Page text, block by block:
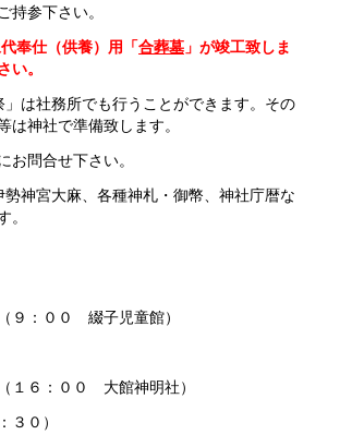
持参下さい。
奉仕（供養）用 「合葬墓 」が竣工致しま
い。
は社務所でも行うことができます。その
は神社で準備致します。
問合せ下さい。
神宮大麻、各種神札・御幣、神社庁暦な
。
：００ 綴子児童館）
１６：００ 大館神明社）
０）